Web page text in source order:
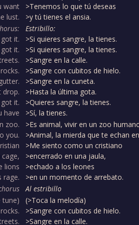
want
lust.
>Tenemos lo que tú deseas
>y tú tienes el ansia.
it.
it.
drop.
it.
have
Estribillo:
>Si quieres sangre, la tienes.
>Si quieres sangre, la tienes.
>Sangre en la calle.
>Sangre con cubitos de hielo.
>Sangre en la cuneta.
>Hasta la última gota.
>Quieres sangre, la tienes.
>Sí, la tienes.
zoo.
you.
lions
rage.
>Es animal, vivir en un zoo
>Animal, la mierda que te echan
>Me siento como un cristiano
>encerrado en una jaula,
>echado a los leones
>en un momento de arrebato.
Al estribillo
tune)
(>Toca la melodía)
>Sangre con cubitos de hielo.
>Sangre en la calle.